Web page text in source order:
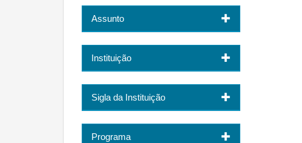
Assunto
Instituição
Sigla da Instituição
Programa